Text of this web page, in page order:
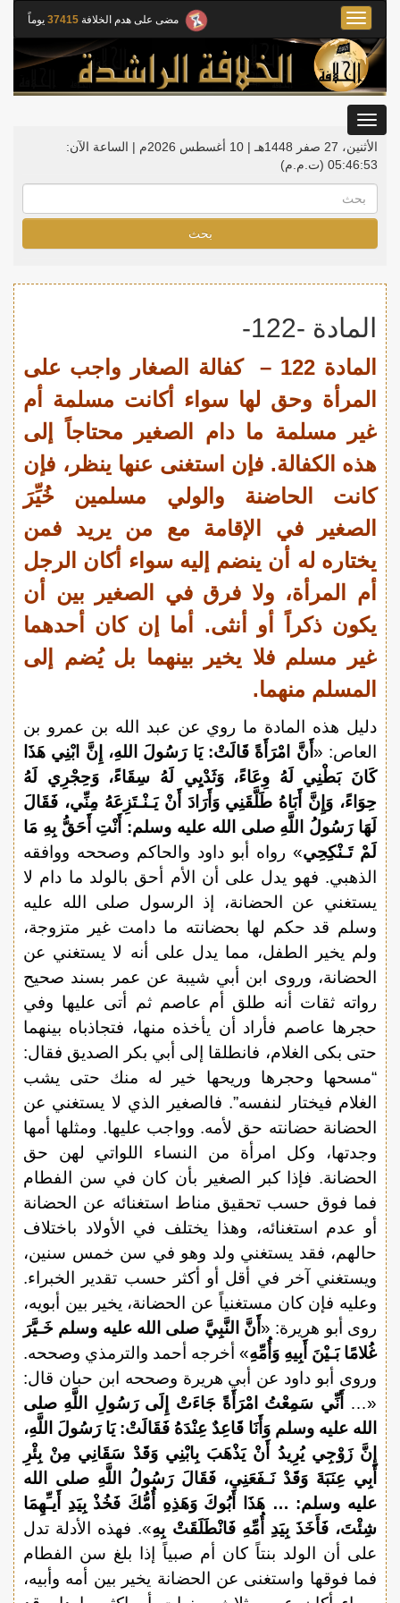
مضى على هدم الخلافة 37415 يوماً
Toggle
navigation
الأثنين، 27 صفر 1448هـ | 10 أغسطس 2026م |
الساعة الآن:
05:46:54 (ت.م.م)
بحث
المادة -122-
المادة 122 – كفالة الصغار واجب على
المرأة وحق لها سواء أكانت مسلمة أم
غير مسلمة ما دام الصغير محتاجاً إلى
هذه الكفالة. فإن استغنى عنها ينظر، فإن
كانت الحاضنة والولي مسلمين خُيِّرَ
الصغير في الإقامة مع من يريد فمن
يختاره له أن ينضم إليه سواء أكان الرجل
أم المرأة، ولا فرق في الصغير بين أن
يكون ذكراً أو أنثى. أما إن كان أحدهما
غير مسلم فلا يخير بينهما بل يُضم إلى
المسلم منهما.
دليل هذه المادة ما روي عن عبد الله بن عمرو بن
العاص: « أَنَّ امْرَأَةً قَالَتْ: يَا رَسُولَ اللهِ، إِنَّ ابْنِي هَذَا
كَانَ بَطْنِي لَهُ وِعَاءً، وَثَدْيِي لَهُ سِقَاءً، وَحِجْرِي لَهُ
حِوَاءً، وَإِنَّ أَبَاهُ طَلَّقَنِي وَأَرَادَ أَنْ يَـنْـتَزِعَهُ مِنِّي، فَقَالَ
لَهَا رَسُولُ اللَّهِ صلى الله عليه وسلم: أَنْتِ أَحَقُّ بِهِ مَا
لَمْ تَـنْكِحِي» رواه أبو داود والحاكم وصححه ووافقه
الذهبي. فهو يدل على أن الأم أحق بالولد ما دام لا
يستغني عن الحضانة، إذ الرسول صلى الله عليه
وسلم قد حكم لها بحضانته ما دامت غير متزوجة،
ولم يخير الطفل، مما يدل على أنه لا يستغني عن
الحضانة، وروى ابن أبي شيبة عن عمر بسند صحيح
رواته ثقات أنه طلق أم عاصم ثم أتى عليها وفي
حجرها عاصم فأراد أن يأخذه منها، فتجاذباه بينهما
حتى بكى الغلام، فانطلقا إلى أبي بكر الصديق فقال:
“مسحها وحجرها وريحها خير له منك حتى يشب
الغلام فيختار لنفسه”. فالصغير الذي لا يستغني عن
الحضانة حضانته حق لأمه. وواجب عليها. ومثلها أمها
وجدتها، وكل امرأة من النساء اللواتي لهن حق
الحضانة. فإذا كبر الصغير بأن كان في سن الفطام
فما فوق حسب تحقيق مناط استغنائه عن الحضانة
أو عدم استغنائه، وهذا يختلف في الأولاد باختلاف
حالهم، فقد يستغني ولد وهو في سن خمس سنين،
ويستغني آخر في أقل أو أكثر حسب تقدير الخبراء.
وعليه فإن كان مستغنياً عن الحضانة، يخير بين أبويه،
روى أبو هريرة: « أَنَّ النَّبِيَّ صلى الله عليه وسلم خَـيَّرَ
غُلامًا بَـيْنَ أَبِيهِ وَأُمِّهِ» أخرجه أحمد والترمذي وصححه.
وروى أبو داود عن أبي هريرة وصححه ابن حبان قال:
«… أَنِّي سَمِعْتُ امْرَأَةً جَاءَتْ إِلَى رَسُولِ اللَّهِ صلى
الله عليه وسلم وَأَنَا قَاعِدٌ عِنْدَهُ فَقَالَتْ: يَا رَسُولَ اللَّهِ،
إِنَّ زَوْجِي يُرِيدُ أَنْ يَذْهَبَ بِابْنِي وَقَدْ سَقَانِي مِنْ بِئْرِ
أَبِي عِنَبَةَ وَقَدْ نَـفَعَنِي، فَقَالَ رَسُولُ اللَّهِ صلى الله
عليه وسلم: … هَذَا أَبُوكَ وَهَذِهِ أُمُّكَ فَخُذْ بِيَدِ أَيـِّهِمَا
شِئْتَ، فَأَخَذَ بِيَدِ أُمِّهِ فَانْطَلَقَتْ بِهِ». فهذه الأدلة تدل
على أن الولد بنتاً كان أم صبياً إذا بلغ سن الفطام
فما فوقها واستغنى عن الحضانة يخير بين أمه وأبيه،